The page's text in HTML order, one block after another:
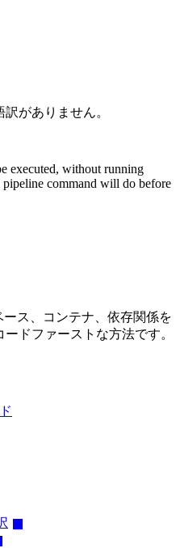
がありません。
executed, without running
command will do before
ス、コンテナ、依存関係を
ドファーストな方法です。